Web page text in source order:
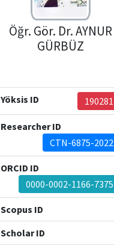
Öğr. Gör. Dr. AYNUR
GÜRBÜZ
Yöksis ID 190281
Researcher ID
CTN-6875-2022
ORCID ID
0000-0002-1166-7375
Scopus ID
Scholar ID